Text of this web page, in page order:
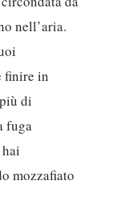
nell’aria.
finire in
di
fuga
mozzafiato